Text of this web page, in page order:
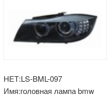
НЕТ:LS-BML-097
Имя:головная лампа bmw